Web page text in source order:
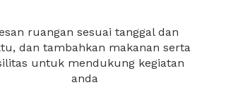
ruangan sesuai tanggal dan
dan tambahkan makanan serta
untuk mendukung kegiatan
anda